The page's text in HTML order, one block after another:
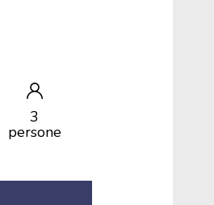
3
persone